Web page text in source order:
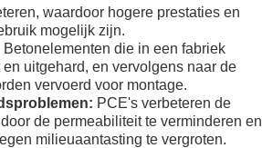
waardoor hogere prestaties en
mogelijk zijn.
Betonelementen die in een fabriek
uitgehard, en vervolgens naar de
vervoerd voor montage.
PCE's verbeteren de
de permeabiliteit te verminderen en
milieuaantasting te vergroten.